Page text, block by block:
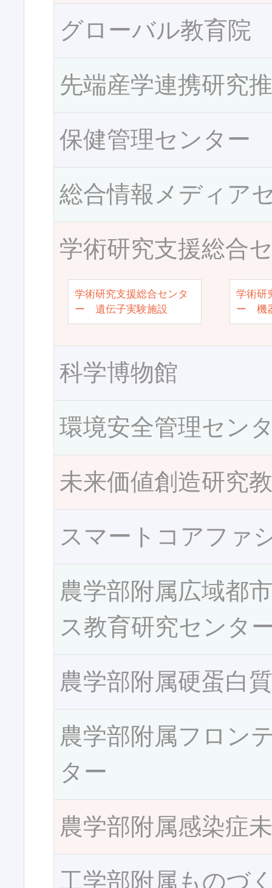
グローバル教育院
先端産学連携研究
保健管理センター
総合情報メディア
学術研究支援総合
学術研究支援総合センタ
ー 遺伝子実験施設
学術研
ー 機
科学博物館
環境安全管理セン
未来価値創造研究
スマートコアファ
農学部附属広域都
ス教育研究センタ
農学部附属硬蛋白
農学部附属フロン
ター
農学部附属感染症
工学部附属ものづ